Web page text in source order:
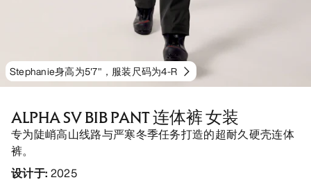
Stephanie身高为5'7"，服装尺码为4-R
ALPHA SV BIB PANT 连体裤 女装
专为陡峭高山线路与严寒冬季任务打造的超耐久硬壳连体
裤。
设计于: 2025